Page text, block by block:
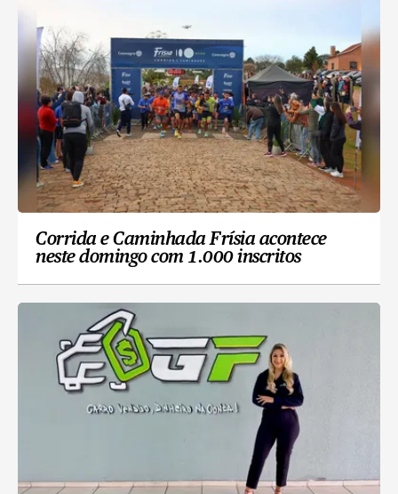
Corrida e Caminhada Frísia acontece
neste domingo com 1.000 inscritos